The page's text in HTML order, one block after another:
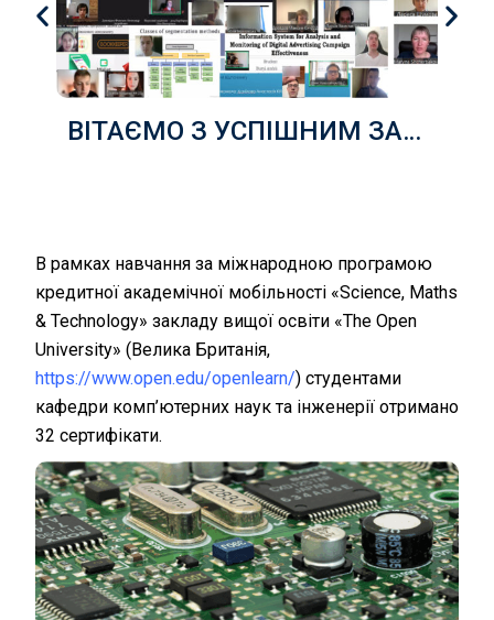
ВІТАЄМО З УСПІШНИМ ЗАХИСТОМ КВАЛІФІКАЦІЙНИХ РОБОТ здобувачів груп КІ-22д, КІ-22з, КН-22д, КН-22з ,
В рамках навчання за міжнародною програмою
кредитної академічної мобільності «Science, Maths
& Technology» закладу вищої освіти «The Open
University» (Велика Британія,
https://www.open.edu/openlearn/) студентами
кафедри комп’ютерних наук та інженерії отримано
32 сертифікати.